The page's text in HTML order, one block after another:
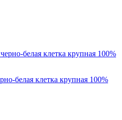
белая клетка крупная 100%